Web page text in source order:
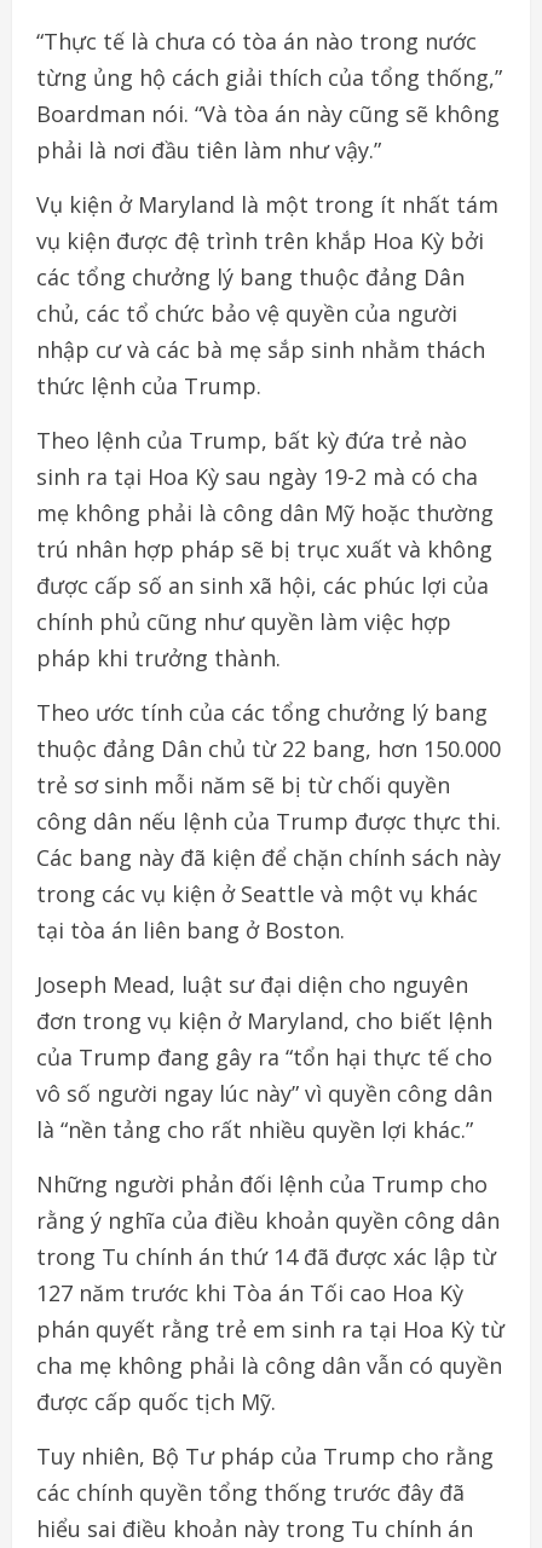
“Thực tế là chưa có tòa án nào trong nước
từng ủng hộ cách giải thích của tổng thống,”
Boardman nói. “Và tòa án này cũng sẽ không
phải là nơi đầu tiên làm như vậy.”
Vụ kiện ở Maryland là một trong ít nhất tám
vụ kiện được đệ trình trên khắp Hoa Kỳ bởi
các tổng chưởng lý bang thuộc đảng Dân
chủ, các tổ chức bảo vệ quyền của người
nhập cư và các bà mẹ sắp sinh nhằm thách
thức lệnh của Trump.
Theo lệnh của Trump, bất kỳ đứa trẻ nào
sinh ra tại Hoa Kỳ sau ngày 19-2 mà có cha
mẹ không phải là công dân Mỹ hoặc thường
trú nhân hợp pháp sẽ bị trục xuất và không
được cấp số an sinh xã hội, các phúc lợi của
chính phủ cũng như quyền làm việc hợp
pháp khi trưởng thành.
Theo ước tính của các tổng chưởng lý bang
thuộc đảng Dân chủ từ 22 bang, hơn 150.000
trẻ sơ sinh mỗi năm sẽ bị từ chối quyền
công dân nếu lệnh của Trump được thực thi.
Các bang này đã kiện để chặn chính sách này
trong các vụ kiện ở Seattle và một vụ khác
tại tòa án liên bang ở Boston.
Joseph Mead, luật sư đại diện cho nguyên
đơn trong vụ kiện ở Maryland, cho biết lệnh
của Trump đang gây ra “tổn hại thực tế cho
vô số người ngay lúc này” vì quyền công dân
là “nền tảng cho rất nhiều quyền lợi khác.”
Những người phản đối lệnh của Trump cho
rằng ý nghĩa của điều khoản quyền công dân
trong Tu chính án thứ 14 đã được xác lập từ
127 năm trước khi Tòa án Tối cao Hoa Kỳ
phán quyết rằng trẻ em sinh ra tại Hoa Kỳ từ
cha mẹ không phải là công dân vẫn có quyền
được cấp quốc tịch Mỹ.
Tuy nhiên, Bộ Tư pháp của Trump cho rằng
các chính quyền tổng thống trước đây đã
hiểu sai điều khoản này trong Tu chính án